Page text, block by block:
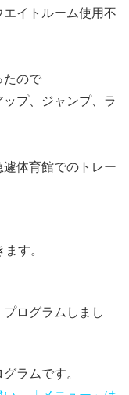
イトルーム使用不
たので
ップ、ジャンプ、ラ
遽体育館でのトレー
す。
ログラムしまし
ラムです。